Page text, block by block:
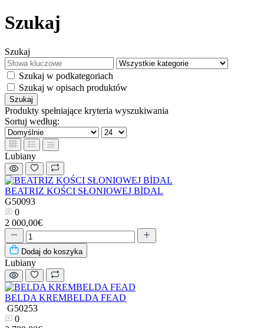
Szukaj
Szukaj
Szukaj w podkategoriach
Szukaj w opisach produktów
Szukaj
Produkty spełniające kryteria wyszukiwania
Sortuj według:
Lubiany
BEATRIZ KOŚCI SŁONIOWEJ BİDAL
G50093
0
2 000,00€
Dodaj do koszyka
Lubiany
BELDA KREMBELDA FEAD
G50253
0